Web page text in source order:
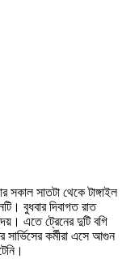
সকাল সাতটা থেকে টাঙ্গাইল
বুধবার দিবাগত রাত
এতে ট্রেনের দুটি বগি
কর্মীরা এসে আগুন